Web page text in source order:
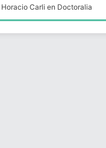
Carli en Doctoralia